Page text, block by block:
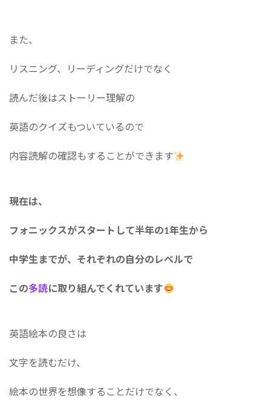
また、
リスニング、リーディングだけでなく
読んだ後はストーリー理解の
英語のクイズもついているので
内容読解の確認もすることができます
現在は、
フォニックスがスタートして半年の1年生から
中学生 までが、それぞれの自分のレベルで
この多読に取り組んでくれています
英語絵本の良さは
文字を読むだけ、
絵本の世界を想像することだけでなく、